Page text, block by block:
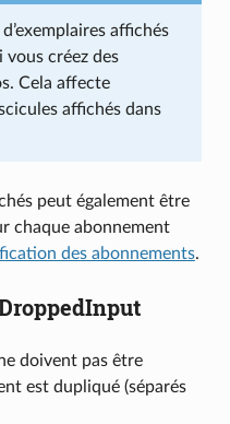
affichés
vous créez des
Cela affecte
affichés dans
peut également être
chaque abonnement
des abonnements.
doivent pas être
est dupliqué (séparés